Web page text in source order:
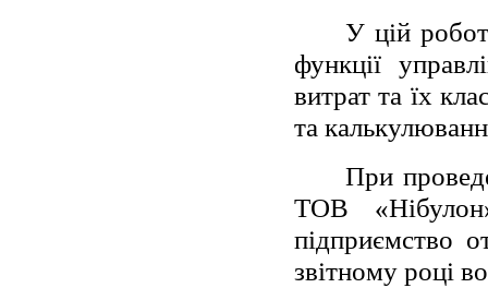
У цій
функції
витрат та їх
та
При
ТОВ
підприємство
звітному році